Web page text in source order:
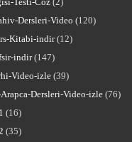
Dersleri-Video (120)
Kitabi-indir (12)
indir (147)
Video-izle (39)
Dersleri-Video-izle (76)
(16)
(35)